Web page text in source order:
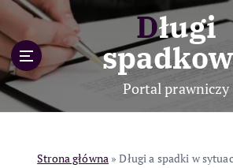
p
o
c
Długi
Portal prawniczy
Strona główna »Długi a spadki w